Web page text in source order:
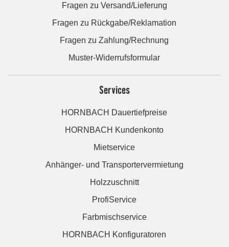
Fragen zu Versand/Lieferung
Fragen zu Rückgabe/Reklamation
Fragen zu Zahlung/Rechnung
Muster-Widerrufsformular
Services
HORNBACH Dauertiefpreise
HORNBACH Kundenkonto
Mietservice
Anhänger- und Transportervermietung
Holzzuschnitt
ProfiService
Farbmischservice
HORNBACH Konfiguratoren